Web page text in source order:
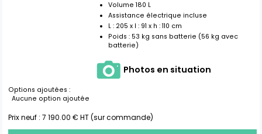
Volume180 L
Assistance électrique incluse
L : 205 x l : 91 x h :110 cm
Poids : 53 kg sans batterie (56 kg avec
batterie)
Photos en situation
Options ajoutées :
Aucune option ajoutée
Prix neuf :7 190.00 € HT (sur commande)